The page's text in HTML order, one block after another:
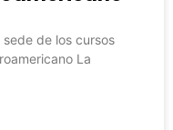
sede de los cursos
La